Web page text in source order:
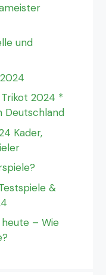
und
2024 *
Deutschland
Kader,
&
– Wie